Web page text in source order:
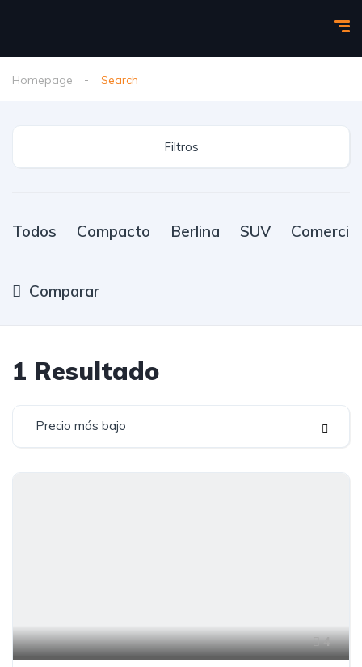
Homepage Search
Filtros
Todos Compacto Berlina SUV Comercial
Comparar
1 Resultado
Precio más bajo
4